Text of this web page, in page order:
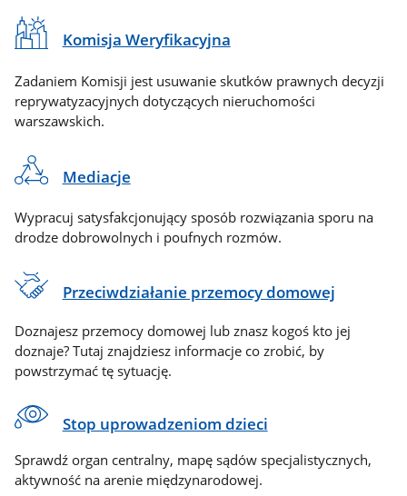
Komisja Weryfikacyjna
Zadaniem Komisji jest usuwanie skutków prawnych decyzji
reprywatyzacyjnych dotyczących nieruchomości
warszawskich.
Mediacje
Wypracuj satysfakcjonujący sposób rozwiązania sporu na
drodze dobrowolnych i poufnych rozmów.
Przeciwdziałanie przemocy domowej
Doznajesz przemocy domowej lub znasz kogoś kto jej
doznaje? Tutaj znajdziesz informacje co zrobić, by
powstrzymać tę sytuację.
Stop uprowadzeniom dzieci
Sprawdź organ centralny, mapę sądów specjalistycznych,
aktywność na arenie międzynarodowej.